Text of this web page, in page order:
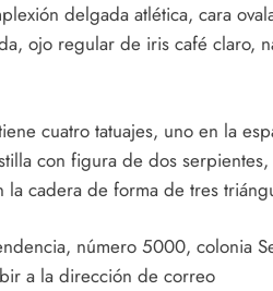
delgada atlética, cara
ojo regular de iris café claro,
cuatro tatuajes, uno en la
con figura de dos
la cadera de forma de tres
número 5000, colonia
a la dirección de correo